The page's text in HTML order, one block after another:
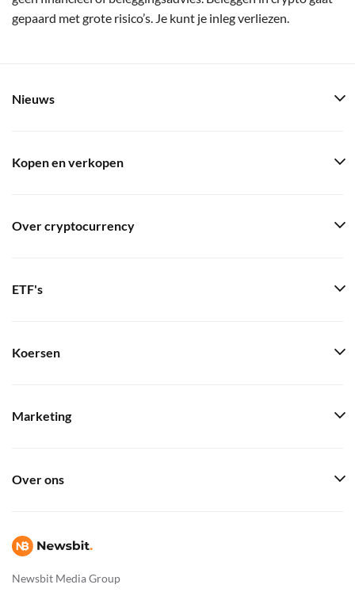
gepaard met grote risico’s. Je kunt je inleg verliezen.
Newsbit Media Group
Nieuws
Kopen en verkopen
Over cryptocurrency
ETF's
Koersen
Marketing
Over ons